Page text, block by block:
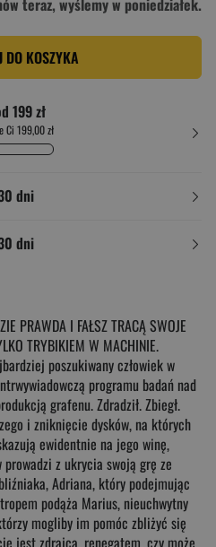
teraz, wyślemy w poniedziałek.
DO KOSZYKA
199 zł
Ci 199,00 zł
dni
dni
PRAWDA I FAŁSZ TRACĄ SWOJE
TRYBIKIEM W MACHINIE.
poszukiwany człowiek w
programu badań nad
grafenu. Zdradził. Zbiegł.
i zniknięcie dysków, na których
ewidentnie na jego winę,
z ukrycia swoją grę ze
Adriana, który podejmując
podąża Marius, nieuchwytny
mogliby im pomóc zbliżyć się
jest zdrajcą, renegatem, czy może